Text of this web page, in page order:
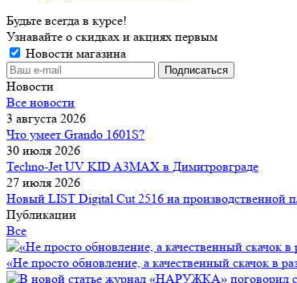
Будьте всегда в курсе!
Узнавайте о скидках и акциях первым
Новости магазина
Новости
Все новости
3 августа 2026
Что умеет Grando 1601S?
30 июля 2026
Techno-Jet UV KID A3MAX в Димитровграде
27 июля 2026
Новый LIST Digital Cut 2516 на производственной
Публикации
Все
«Не просто обновление, а качественный скачок в